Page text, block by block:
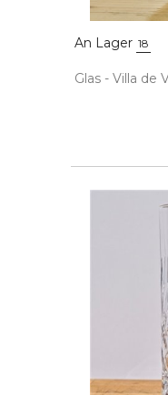
An Lager 18
Glas - Villa de